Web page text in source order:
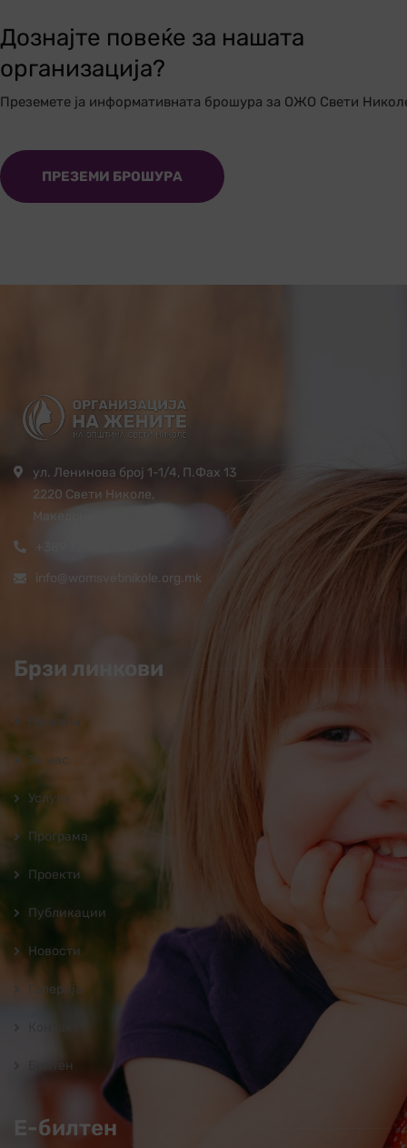
Дознајте повеќе за нашата
организација?
Преземете ја информативната брошура за ОЖО Свети
ПРЕЗЕМИ БРОШУРА
ул. Ленинова број 1-1/4, П.Фах 13
2220 Свети Николе,
Македонија
info@womsvetinikole.org.mk
Брзи линкови
Почетна
За нас
Услуги
Програмa
Проекти
Публикации
Новости
Галерија
Билтен
Е-билтен